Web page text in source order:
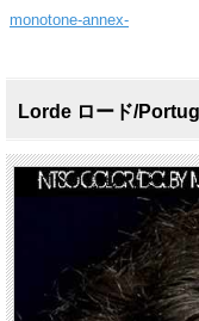
monotone-annex-
Lorde ロード/